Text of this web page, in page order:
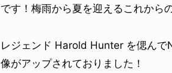
です！梅雨から夏を迎えるこれから
レジェンド Harold Hunter を偲んで
像がアップされておりました！